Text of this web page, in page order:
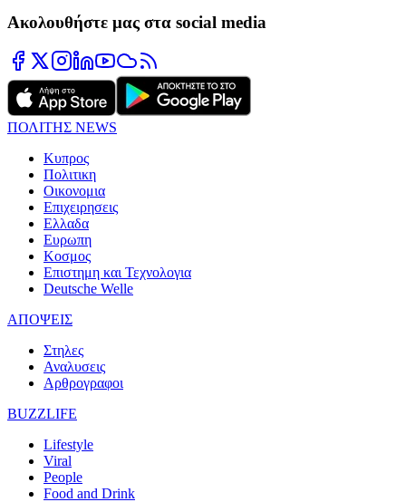
Ακολουθήστε μας στα social media
ΠΟΛΙΤΗΣ NEWS
Κυπρος
Πολιτικη
Οικονομια
Επιχειρησεις
Ελλαδα
Ευρωπη
Κοσμος
Επιστημη και Τεχνολογια
Deutsche Welle
ΑΠΟΨΕΙΣ
Στηλες
Αναλυσεις
Αρθρογραφοι
BUZZLIFE
Lifestyle
Viral
People
Food and Drink